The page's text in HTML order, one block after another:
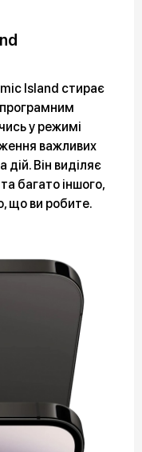
Island стирає
у режимі
важливих
Він виділяє
багато іншого,
що ви робите.